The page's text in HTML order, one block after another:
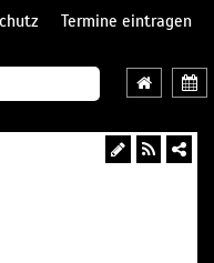
Termine eintragen